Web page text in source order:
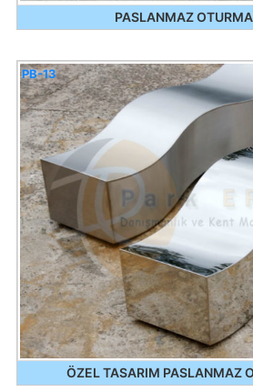
PASLANMAZ
ÖZEL TASARIM PASLANMAZ
PB-13